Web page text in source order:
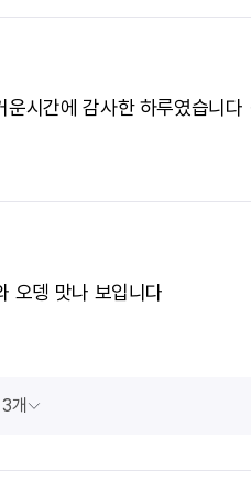
시간에 감사한 하루였습니다
오뎅 맛나 보입니다
개